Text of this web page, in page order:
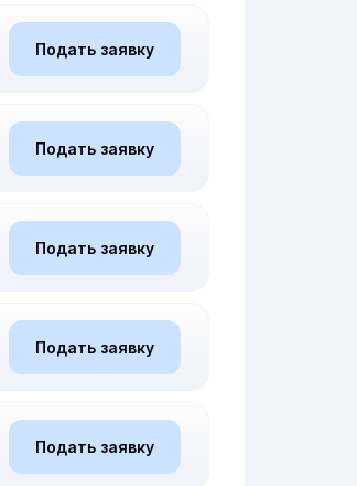
Подать заявку
Подать заявку
Подать заявку
Подать заявку
Подать заявку